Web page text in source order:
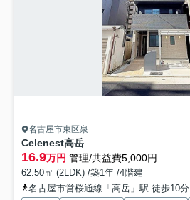
名古屋市東区泉
Celenest高岳
16.9万円 管理/共益費5,000円
62.50㎡ (2LDK) /築1年 /4階建
名古屋市営桜通線「高岳」駅 徒歩10分